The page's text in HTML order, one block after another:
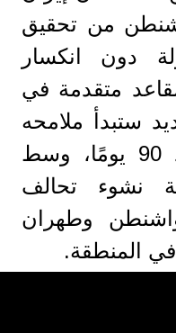
من تحقيق
دون انكسار
متقدمة في
ستبدأ ملامحه
في التبلور الفعلي بعد 90 يومًا، وسط
نشوء تحالف
وطهران
في المنطقة.